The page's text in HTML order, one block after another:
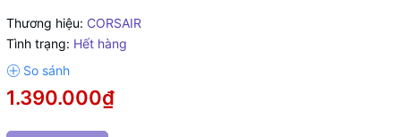
Thương hiệu: CORSAIR
Tình trạng: Hết hàng
1.390.000₫